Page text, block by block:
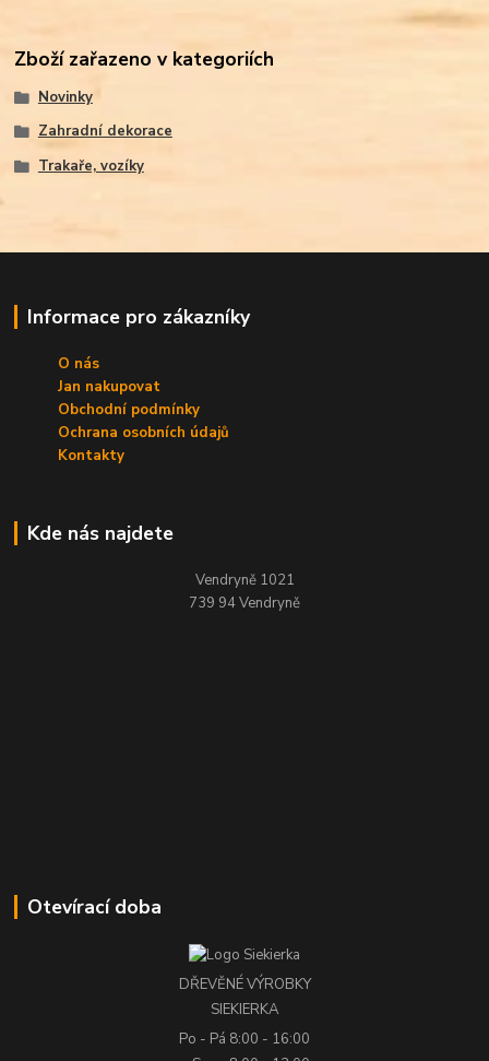
Zboží zařazeno v kategoriích
Novinky
Zahradní dekorace
Trakaře, vozíky
Informace pro zákazníky
O nás
Jan nakupovat
Obchodní podmínky
Ochrana osobních údajů
Kontakty
Kde nás najdete
Vendryně 1021
739 94 Vendryně
Otevírací doba
DŘEVĚNÉ VÝROBKY
SIEKIERKA
Po - Pá 8:00 - 16:00